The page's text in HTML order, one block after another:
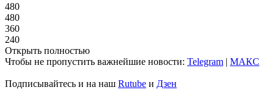
480
480
360
240
Открыть полностью
Чтобы не пропустить важнейшие новости: Telegram | MAКС
Подписывайтесь и на наш Rutube и Дзен